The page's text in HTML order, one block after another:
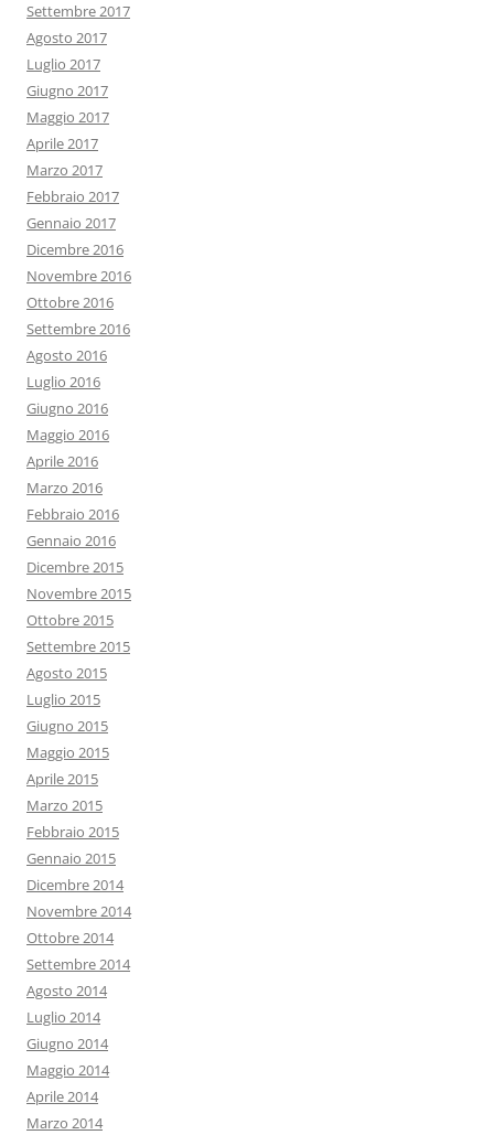
Settembre 2017
Agosto 2017
Luglio 2017
Giugno 2017
Maggio 2017
Aprile 2017
Marzo 2017
Febbraio 2017
Gennaio 2017
Dicembre 2016
Novembre 2016
Ottobre 2016
Settembre 2016
Agosto 2016
Luglio 2016
Giugno 2016
Maggio 2016
Aprile 2016
Marzo 2016
Febbraio 2016
Gennaio 2016
Dicembre 2015
Novembre 2015
Ottobre 2015
Settembre 2015
Agosto 2015
Luglio 2015
Giugno 2015
Maggio 2015
Aprile 2015
Marzo 2015
Febbraio 2015
Gennaio 2015
Dicembre 2014
Novembre 2014
Ottobre 2014
Settembre 2014
Agosto 2014
Luglio 2014
Giugno 2014
Maggio 2014
Aprile 2014
Marzo 2014